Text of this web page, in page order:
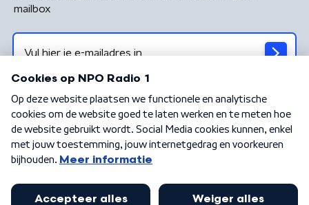
mailbox
Algemene voorwaarden